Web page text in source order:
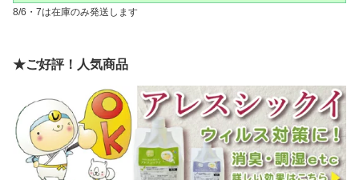
8/6・7は在庫のみ発送します
★ご好評！人気商品